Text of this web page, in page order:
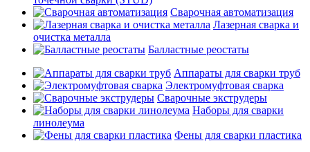
Сварочная автоматизация
Лазерная сварка и
очистка металла
Балластные реостаты
Аппараты для сварки труб
Электромуфтовая сварка
Сварочные экструдеры
Наборы для сварки
линолеума
Фены для сварки пластика